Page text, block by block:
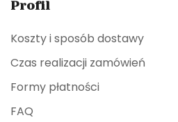
Profil
Koszty i sposób dostawy
Czas realizacji zamówień
Formy płatności
FAQ